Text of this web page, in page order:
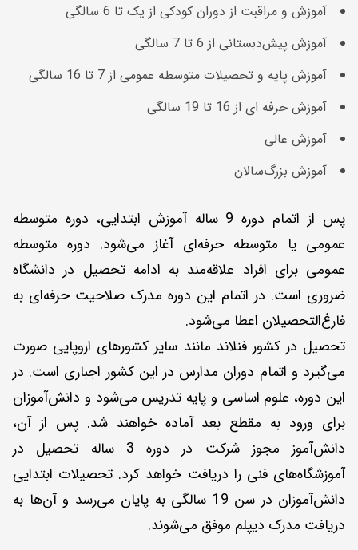
آموزش و مراقبت از دوران کودکی از یک تا 6 سالگی
آموزش پیش‌دبستانی از 6 تا 7 سالگی
آموزش پایه و تحصیلات متوسطه عمومی از 7 تا 16 سالگی
آموزش حرفه ای از 16 تا 19 سالگی
آموزش عالی
آموزش بزرگ‌سالان
پس از اتمام دوره 9 ساله آموزش ابتدایی، دوره متوسطه
عمومی یا متوسطه حرفه‌ای آغاز می‌شود. دوره متوسطه
عمومی برای افراد علاقه‌مند به ادامه تحصیل در دانشگاه
ضروری است. در اتمام این دوره مدرک صلاحیت حرفه‌ای به
فارغ‌التحصیلان اعطا می‌شود.
تحصیل در کشور فنلاند مانند سایر کشورهای اروپایی صورت
می‌گیرد و اتمام دوران مدارس در این کشور اجباری است. در
این دوره، علوم اساسی و پایه تدریس می‌شود و دانش‌آموزان
برای ورود به مقطع بعد آماده خواهند شد. پس از آن،
دانش‌آموز مجوز شرکت در دوره 3 ساله تحصیل در
آموزشگاه‌های فنی را دریافت خواهد کرد. تحصیلات ابتدایی
دانش‌آموزان در سن 19 سالگی به پایان می‌رسد و آن‌ها به
دریافت مدرک دیپلم موفق می‌شوند.